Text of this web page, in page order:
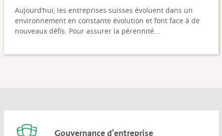
Aujourd’hui, les entreprises suisses évoluent dans un
environnement en constante évolution et font face à de
nouveaux défis. Pour assurer la pérennité...
Gouvernance d'entreprise